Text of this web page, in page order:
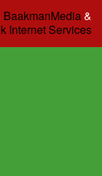
BaakmanMedia&
Internet Services